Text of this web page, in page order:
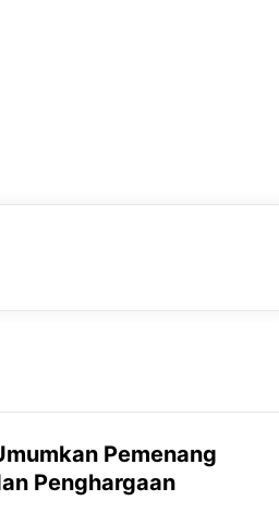
Pemenang
Penghargaan